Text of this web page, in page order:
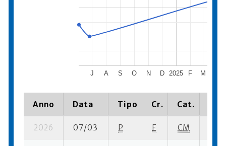
2025
J A S O N D F M
Anno Data Tipo Cr. Cat.
2026 07/03 P E CM